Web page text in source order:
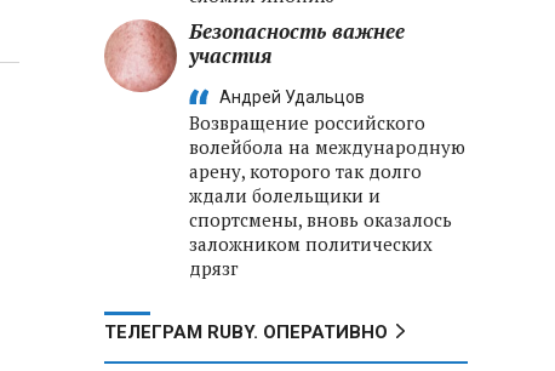
Безопасность важнее
участия
Андрей Удальцов
Возвращение российского
волейбола на международную
арену, которого так долго
ждали болельщики и
спортсмены, вновь оказалось
заложником политических
дрязг
ТЕЛЕГРАМ RUBY. ОПЕРАТИВНО